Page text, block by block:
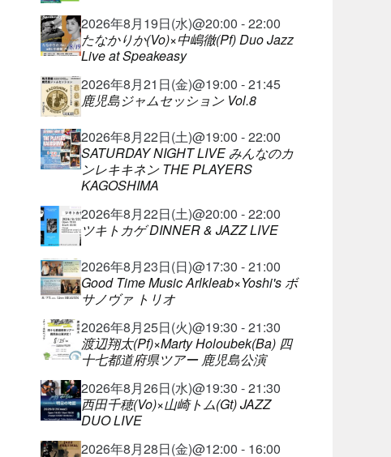
2026年8月19日(水)@20:00 - 22:00
たなかりか(Vo)×中嶋徹(Pf) Duo Jazz
Live at Speakeasy
2026年8月21日(金)@19:00 - 21:45
鹿児島ジャムセッション Vol.8
2026年8月22日(土)@19:00 - 22:00
SATURDAY NIGHT LIVE みんなのカ
ンレキキネン THE PLAYERS
KAGOSHIMA
2026年8月22日(土)@20:00 - 22:00
ツキトカゲ DINNER & JAZZ LIVE
2026年8月23日(日)@17:30 - 21:00
Good Time Music Arlkleab×Yoshi's ボ
サノヴァ トリオ
2026年8月25日(火)@19:30 - 21:30
渡辺翔太(Pf)×Marty Holoubek(Ba) 四
十七都道府県ツアー 鹿児島公演
2026年8月26日(水)@19:30 - 21:30
西田千穂(Vo)×山崎トム(Gt) JAZZ
DUO LIVE
2026年8月28日(金)@12:00 - 16:00